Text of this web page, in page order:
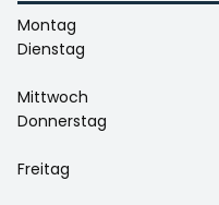
Montag
Dienstag
Mittwoch
Donnerstag
Freitag